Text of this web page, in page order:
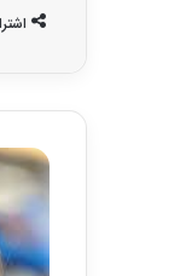
«
د
ک
و